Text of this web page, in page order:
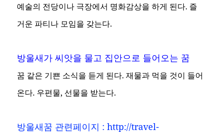
예술의 전당이나 극장에서 명화감상을 하게 된다. 즐
거운 파티나 모임을 갖는다.
방울새가 씨앗을 물고 집안으로 들어오는 꿈
꿈 같은 기쁜 소식을 듣게 된다. 재물과 먹을 것이 들어
온다. 우편물, 선물을 받는다.
방울새꿈 관련페이지 :http://travel-